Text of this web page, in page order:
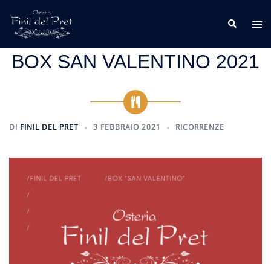
contenuto
Cerca
BOX SAN VALENTINO 2021
DI FINIL DEL PRET 3 FEBBRAIO 2021 RICORRENZE